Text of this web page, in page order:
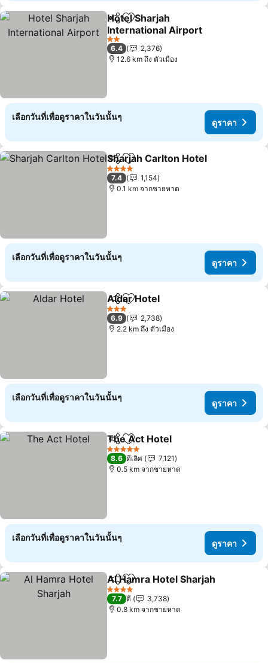
แชร์ เพิ่มในรายการโปรด
Hotel Sharjah
International Airport
2 ดาว
6.4
2,376
12.6 km ถึง ตัวเมือง
เลือกวันที่เพื่อดูราคาในวันนั้นๆ
ดูราคา
แชร์ เพิ่มในรายการโปรด
Sharjah Carlton Hotel
4 ดาว
7.4
1,154
0.1 km จากชายหาด
เลือกวันที่เพื่อดูราคาในวันนั้นๆ
ดูราคา
แชร์ เพิ่มในรายการโปรด
Aldar Hotel
3 ดาว
6.9
2,738
2.2 km ถึง ตัวเมือง
เลือกวันที่เพื่อดูราคาในวันนั้นๆ
ดูราคา
แชร์ เพิ่มในรายการโปรด
The Act Hotel
5 ดาว
8.6 ดีเลิศ
7,121
0.5 km จากชายหาด
เลือกวันที่เพื่อดูราคาในวันนั้นๆ
ดูราคา
แชร์ เพิ่มในรายการโปรด
Al Hamra Hotel Sharjah
4 ดาว
7.7 ดี
3,738
0.8 km จากชายหาด